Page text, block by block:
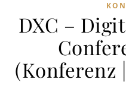
DXC –
(Konferenz